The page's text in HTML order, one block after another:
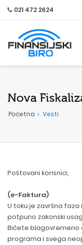
021 472 2624
Nova
Početna Vesti
Poštovani korisnici,
(e-Faktura)
U toku je završna
potpuno zakonski
Bićete blagovremeno
programa i svega